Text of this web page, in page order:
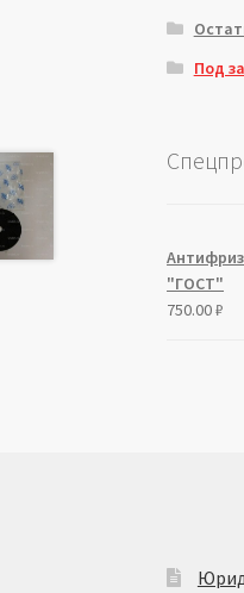
Под
"ГОСТ"
750.00₽